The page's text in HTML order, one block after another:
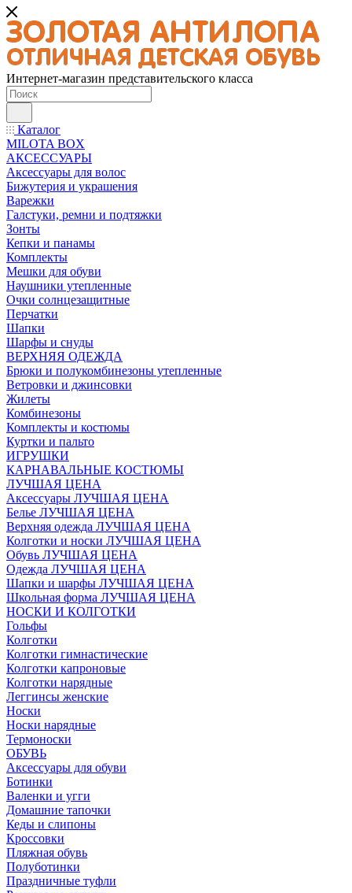
Интернет-магазин представительского класса
Каталог
MILOTA BOX
АКСЕССУАРЫ
Аксессуары для волос
Бижутерия и украшения
Варежки
Галстуки, ремни и подтяжки
Зонты
Кепки и панамы
Комплекты
Мешки для обуви
Наушники утепленные
Очки солнцезащитные
Перчатки
Шапки
Шарфы и снуды
ВЕРХНЯЯ ОДЕЖДА
Брюки и полукомбинезоны утепленные
Ветровки и джинсовки
Жилеты
Комбинезоны
Комплекты и костюмы
Куртки и пальто
ИГРУШКИ
КАРНАВАЛЬНЫЕ КОСТЮМЫ
ЛУЧШАЯ ЦЕНА
Аксессуары ЛУЧШАЯ ЦЕНА
Белье ЛУЧШАЯ ЦЕНА
Верхняя одежда ЛУЧШАЯ ЦЕНА
Колготки и носки ЛУЧШАЯ ЦЕНА
Обувь ЛУЧШАЯ ЦЕНА
Одежда ЛУЧШАЯ ЦЕНА
Шапки и шарфы ЛУЧШАЯ ЦЕНА
Школьная форма ЛУЧШАЯ ЦЕНА
НОСКИ И КОЛГОТКИ
Гольфы
Колготки
Колготки гимнастические
Колготки капроновые
Колготки нарядные
Леггинсы женские
Носки
Носки нарядные
Термоноски
ОБУВЬ
Аксессуары для обуви
Ботинки
Валенки и угги
Домашние тапочки
Кеды и слипоны
Кроссовки
Пляжная обувь
Полуботинки
Праздничные туфли